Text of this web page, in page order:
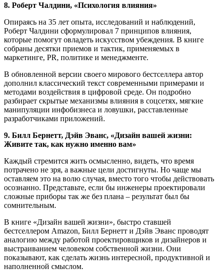
8. Роберт Чалдини, «Психология влияния»
Опираясь на 35 лет опыта, исследований и наблюдений,
Роберт Чалдини сформулировал 7 принципов влияния,
которые помогут овладеть искусством убеждения. В книге
собраны десятки приемов и тактик, применяемых в
маркетинге, PR, политике и менеджменте.
В обновленной версии своего мирового бестселлера автор
дополнил классический текст современными примерами и
методами воздействия в цифровой среде. Он подробно
разбирает скрытые механизмы влияния в соцсетях, мягкие
манипуляции инфобизнеса и ловушки, расставленные
разработчиками приложений.
9. Билл Бернетт, Дэйв Эванс, «Дизайн вашей жизни:
Живите так, как нужно именно вам»
Каждый стремится жить осмысленно, видеть, что время
потрачено не зря, а важные цели достигнуты. Но чаще мы
оставляем это на волю случая, вместо того чтобы действовать
осознанно. Представьте, если бы инженеры проектировали
сложные приборы так же без плана – результат был бы
сомнительным.
В книге «Дизайн вашей жизни», быстро ставшей
бестселлером Amazon, Билл Бернетт и Дэйв Эванс проводят
аналогию между работой проектировщиков и дизайнеров и
выстраиванием человеком собственной жизни. Они
показывают, как сделать жизнь интересной, продуктивной и
наполненной смыслом.